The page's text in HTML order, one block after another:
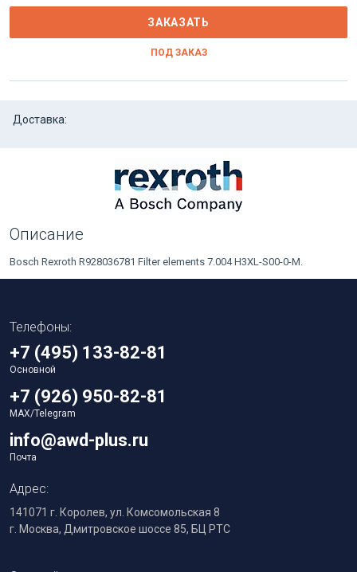
ЗАКАЗАТЬ
ПОД ЗАКАЗ
Доставка:
Описание
Bosch Rexroth R928036781 Filter elements 7.004 H3XL-S00-0-M.
Телефоны:
+7 (495) 133-82-81
Основной
+7 (926) 950-82-81
MAX/Telegram
info@awd-plus.ru
Почта
Адрес:
141071 г. Королев, ул. Комсомольская 8
г. Москва, Дмитровское шоссе 85, БЦ РТС